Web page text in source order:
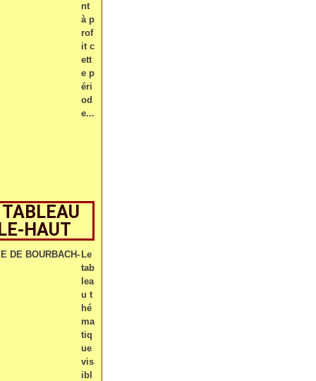
nt
à p
rof
it c
ett
e p
éri
od
e...
HAUT
Le
tab
lea
u t
hé
ma
tiq
ue
vis
ibl